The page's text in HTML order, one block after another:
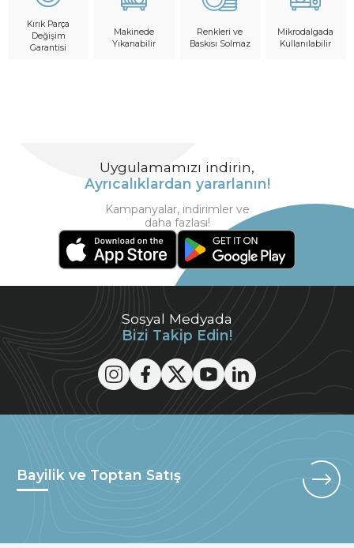
Kırık Parça
Değişim
Garantisi
Makinede
Yıkanabilir
Renkleri ve
Baskısı Solmaz
Mikrodalgada
Kullanılabilir
Sosyal Medyada
Bizi Takip Edin!
Uygulamamızı indirin,
Ayrıcalıklardan yararlanın!
Kampanyalar, indirimler ve
daha fazlası!
Bayilik ve Toptan Satış